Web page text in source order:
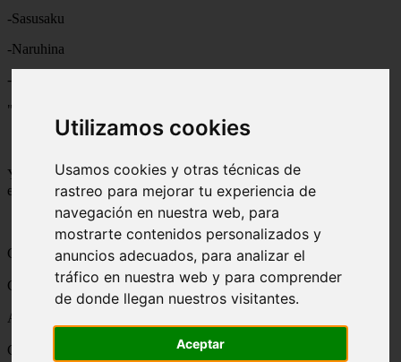
Utilizamos cookies
Usamos cookies y otras técnicas de
rastreo para mejorar tu experiencia de
navegación en nuestra web, para
mostrarte contenidos personalizados y
anuncios adecuados, para analizar el
tráfico en nuestra web y para comprender
de donde llegan nuestros visitantes.
Aceptar
-Sasusaku
-Naruhina
-Inosai
"El escritor humedeció su pluma en la tinta y escribió:
Y la magia termina una fría noche de junio mientras una chica
entraba a la biblioteca..”
Categories: ANIME/MANGA,NARUTO Characters:
Generos:Romance
Advertencias:
Challenges: